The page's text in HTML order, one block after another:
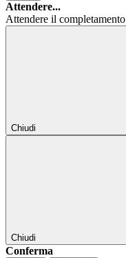
Attendere...
Attendere il
Chiudi
Chiudi
Conferma